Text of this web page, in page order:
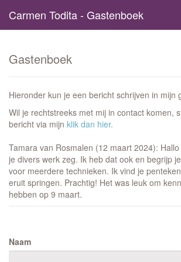
Carmen Todita - Gastenboek
Gastenboek
Hieronder kun je een bericht schrijven in mijn
Wil je rechtstreeks met mij in contact komen,
bericht via mijn klik dan hier.
Tamara van Rosmalen (12 maart 2024):
je divers werk zeg. Ik heb dat ook en begrijp
voor meerdere technieken. Ik vind je
eruit springen. Prachtig! Het was leuk om
hebben op 9 maart.
Naam